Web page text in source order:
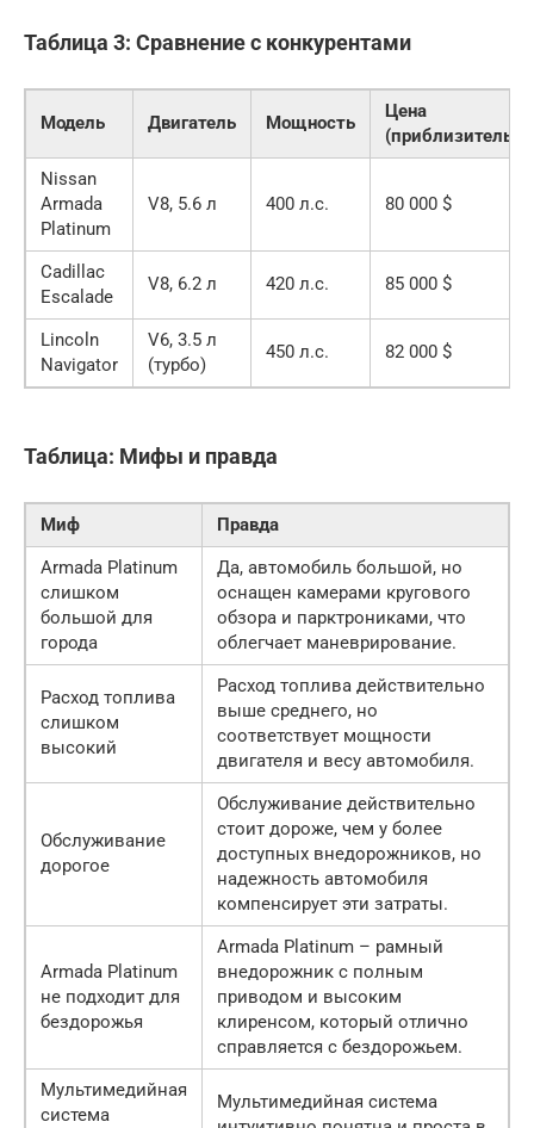
Таблица 3: Сравнение с конкурентами
Модель Двигатель Мощность
Цена
Nissan
Armada
Platinum
V8, 5.6 л 400 л.с. 80 000 $
Cadillac
Escalade
V8, 6.2 л 420 л.с. 85 000 $
Lincoln
Navigator
V6, 3.5 л
(турбо)
450 л.с. 82 000 $
Таблица: Мифы и правда
Миф
Правда
Armada Platinum
слишком
большой для
города
Да, автомобиль большой, но
оснащен камерами кругового
обзора и парктрониками, что
облегчает маневрирование.
Расход топлива
слишком
высокий
Расход топлива действительно
выше среднего, но
соответствует мощности
двигателя и весу автомобиля.
Обслуживание
дорогое
Обслуживание действительно
стоит дороже, чем у более
доступных внедорожников, но
надежность автомобиля
компенсирует эти затраты.
Armada Platinum
не подходит для
бездорожья
Armada Platinum – рамный
внедорожник с полным
приводом и высоким
клиренсом, который отлично
справляется с бездорожьем.
Мультимедийная
система
Мультимедийная система